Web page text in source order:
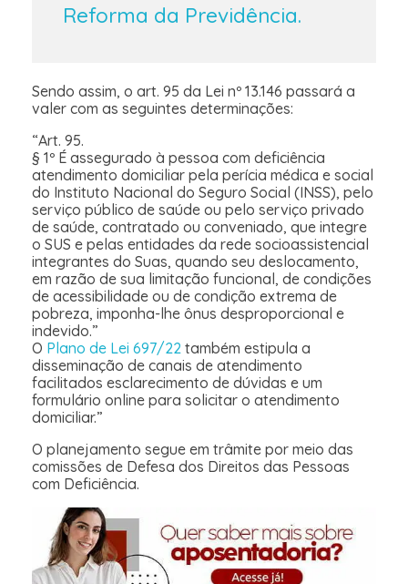
Reforma da Previdência.
Sendo assim, o art. 95 da Lei nº 13.146 passará a
valer com as seguintes determinações:
“Art. 95.
§ 1º É assegurado à pessoa com deficiência
atendimento domiciliar pela perícia médica e social
do Instituto Nacional do Seguro Social (INSS), pelo
serviço público de saúde ou pelo serviço privado
de saúde, contratado ou conveniado, que integre
o SUS e pelas entidades da rede socioassistencial
integrantes do Suas, quando seu deslocamento,
em razão de sua limitação funcional, de condições
de acessibilidade ou de condição extrema de
pobreza, imponha-lhe ônus desproporcional e
indevido.”
O Plano de Lei 697/22 também estipula a
disseminação de canais de atendimento
facilitados esclarecimento de dúvidas e um
formulário online para solicitar o atendimento
domiciliar.”
O planejamento segue em trâmite por meio das
comissões de Defesa dos Direitos das Pessoas
com Deficiência.